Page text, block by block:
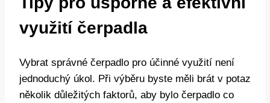
využití čerpadla
Vybrat správné čerpadlo pro účinné využití není
jednoduchý úkol. Při výběru byste měli brát v potaz
několik důležitých faktorů, aby bylo čerpadlo co